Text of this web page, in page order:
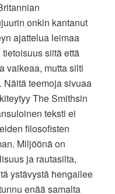
onkin kantanut
ajattelua leimaa
siitä että
vaikeaa, mutta silti
teemoja sivuaa
The Smithsin
teksti ei
filosofisten
Miljöönä on
ja rautasilta,
ystävystä hengailee
enää samalta